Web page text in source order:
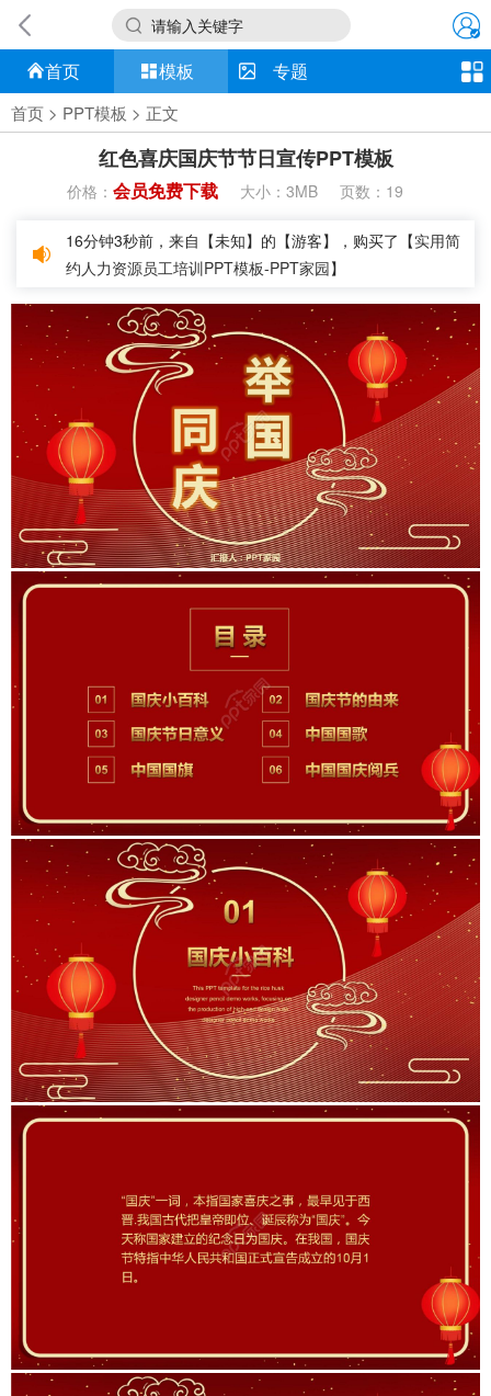
请输入关键字
首页 模板 专题
首页 > PPT模板 > 正文
红色喜庆国庆节节日宣传PPT模板
价格： 会员免费下载 大小： 3MB 页数： 19
16分钟3秒前，来自【未知】的【游客】，购买了【实用简
约人力资源员工培训PPT模板-PPT家园】